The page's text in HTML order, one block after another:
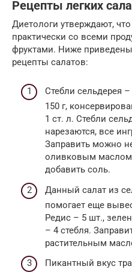
Рецепты легких
Диетологи утверждают,
практически со всеми
фруктами. Ниже
рецепты салатов:
Стебли сельдерея
150 г,
1 ст. л. Стебли
нарезаются, все
Заправить можно
оливковым
добавить соль.
Данный салат из
помогает еще
Редис – 5 шт.,
– 4 стебля.
растительным
Пикантный вкус